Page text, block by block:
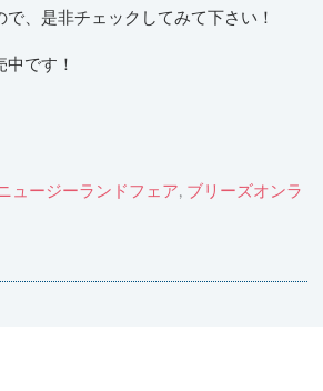
で、是非チェックしてみて下さい！
です！
ュージーランドフェア, ブリーズオンラ